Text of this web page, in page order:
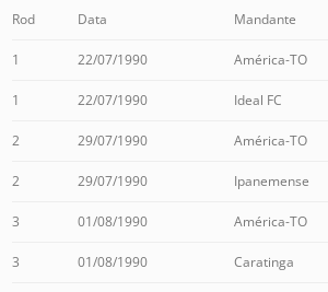
Rod Data Mandante
1 22/07/1990 América-TO
1 22/07/1990 Ideal FC
2 29/07/1990 América-TO
2 29/07/1990 Ipanemense
3 01/08/1990 América-TO
3 01/08/1990 Caratinga